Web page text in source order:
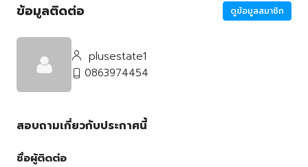
ข้อมูลติดต่อ ดูข้อมูลสมาชิก
plusestate1
0863974454
สอบถามเกี่ยวกับประกาศนี้
ชื่อผู้ติดต่อ